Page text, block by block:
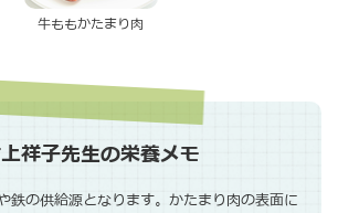
牛ももかたまり肉
祥子先生の栄養メモ
鉄の供給源となります。かたまり肉の表面に